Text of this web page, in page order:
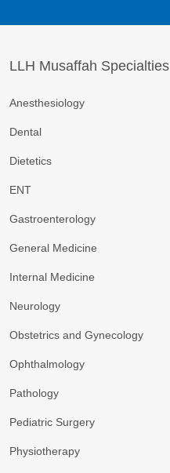
LLH Musaffah Specialties
Anesthesiology
Dental
Dietetics
ENT
Gastroenterology
General Medicine
Internal Medicine
Neurology
Obstetrics and Gynecology
Ophthalmology
Pathology
Pediatric Surgery
Physiotherapy